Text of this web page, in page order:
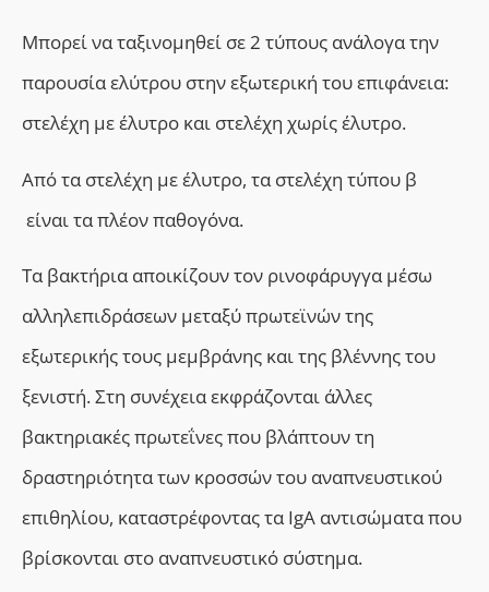
Μπορεί να ταξινομηθεί σε 2 τύπους ανάλογα την
παρουσία ελύτρου στην εξωτερική του επιφάνεια:
στελέχη με έλυτρο και στελέχη χωρίς έλυτρο.
Από τα στελέχη με έλυτρο, τα στελέχη τύπου β
είναι τα πλέον παθογόνα.
Τα βακτήρια αποικίζουν τον ρινοφάρυγγα μέσω
αλληλεπιδράσεων μεταξύ πρωτεϊνών της
εξωτερικής τους μεμβράνης και της βλέννης του
ξενιστή. Στη συνέχεια εκφράζονται άλλες
βακτηριακές πρωτεΐνες που βλάπτουν τη
δραστηριότητα των κροσσών του αναπνευστικού
επιθηλίου, καταστρέφοντας ταIgA αντισώματα που
βρίσκονται στο αναπνευστικό σύστημα.